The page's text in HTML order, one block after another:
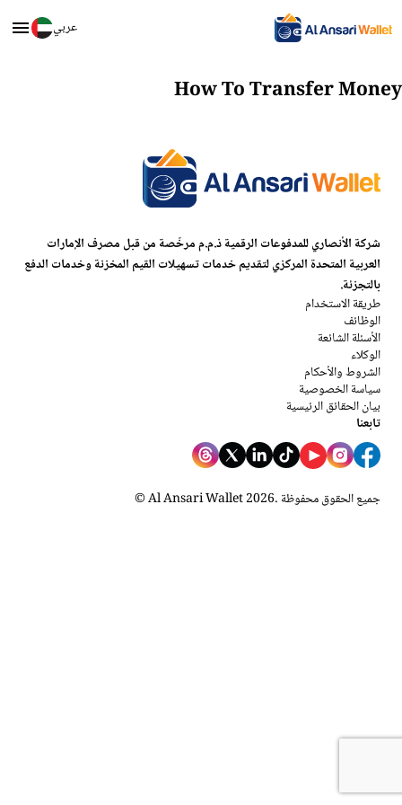
عربي
How To Transfer Money
شركة الأنصاري للمدفوعات الرقمية ذ.م.م مرخّصة من قبل مصرف الإمارات
العربية المتحدة المركزي لتقديم خدمات تسهيلات القيم المخزنة وخدمات الدفع
بالتجزئة.
طريقة الاستخدام
الوظائف
الأسئلة الشائعة
الوكلاء
الشروط والأحكام
سياسة الخصوصية
بيان الحقائق الرئيسية
تابعنا
© Al Ansari Wallet2026 . جميع الحقوق محفوظة